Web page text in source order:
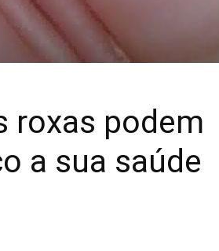
roxas podem
a sua saúde